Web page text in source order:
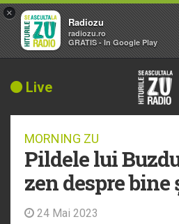
Live
MORNING ZU
Pildele lui
zen despre bine
24 Mai 2023
×
Radiozu
radiozu.ro
GRATIS - In Google Play